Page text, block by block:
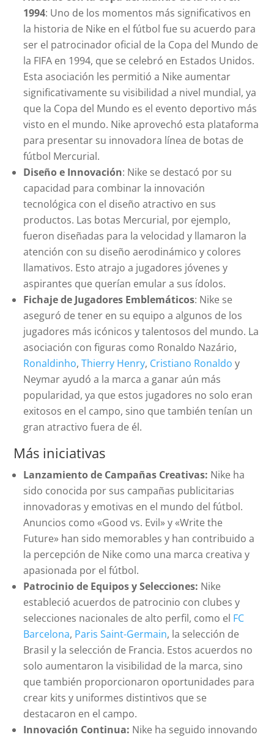
1994: Uno de los momentos más significativos en
la historia de Nike en el fútbol fue su acuerdo para
ser el patrocinador oficial de la Copa del Mundo de
la FIFA en 1994, que se celebró en Estados Unidos.
Esta asociación les permitió a Nike aumentar
significativamente su visibilidad a nivel mundial, ya
que la Copa del Mundo es el evento deportivo más
visto en el mundo. Nike aprovechó esta plataforma
para presentar su innovadora línea de botas de
fútbol Mercurial.
Diseño e Innovación: Nike se destacó por su
capacidad para combinar la innovación
tecnológica con el diseño atractivo en sus
productos. Las botas Mercurial, por ejemplo,
fueron diseñadas para la velocidad y llamaron la
atención con su diseño aerodinámico y colores
llamativos. Esto atrajo a jugadores jóvenes y
aspirantes que querían emular a sus ídolos.
Fichaje de Jugadores Emblemáticos: Nike se
aseguró de tener en su equipo a algunos de los
jugadores más icónicos y talentosos del mundo. La
asociación con figuras como Ronaldo Nazário,
Ronaldinho,Thierry Henry, Cristiano Ronaldo y
Neymar ayudó a la marca a ganar aún más
popularidad, ya que estos jugadores no solo eran
exitosos en el campo, sino que también tenían un
gran atractivo fuera de él.
Más iniciativas
Lanzamiento de Campañas Creativas: Nike ha
sido conocida por sus campañas publicitarias
innovadoras y emotivas en el mundo del fútbol.
Anuncios como «Good vs. Evil» y «Write the
Future» han sido memorables y han contribuido a
la percepción de Nike como una marca creativa y
apasionada por el fútbol.
Patrocinio de Equipos y Selecciones: Nike
estableció acuerdos de patrocinio con clubes y
selecciones nacionales de alto perfil, como el FC
Barcelona, Paris Saint-Germain, la selección de
Brasil y la selección de Francia. Estos acuerdos no
solo aumentaron la visibilidad de la marca, sino
que también proporcionaron oportunidades para
crear kits y uniformes distintivos que se
destacaron en el campo.
Innovación Continua: Nike ha seguido innovando